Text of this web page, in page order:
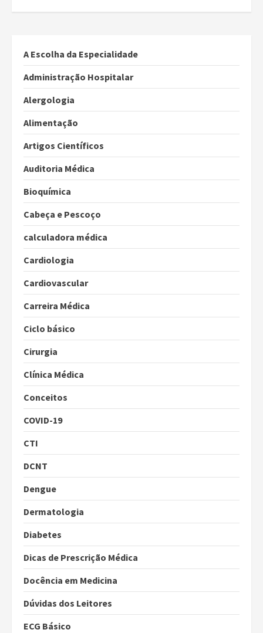
A Escolha da Especialidade
Administração Hospitalar
Alergologia
Alimentação
Artigos Científicos
Auditoria Médica
Bioquímica
Cabeça e Pescoço
calculadora médica
Cardiologia
Cardiovascular
Carreira Médica
Ciclo básico
Cirurgia
Clínica Médica
Conceitos
COVID-19
CTI
DCNT
Dengue
Dermatologia
Diabetes
Dicas de Prescrição Médica
Docência em Medicina
Dúvidas dos Leitores
ECG Básico